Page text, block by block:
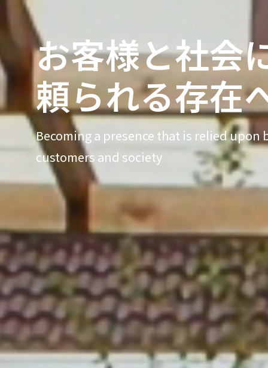
お客様と社会
頼られる存在
Becoming a presence that is relied upon
customers and society